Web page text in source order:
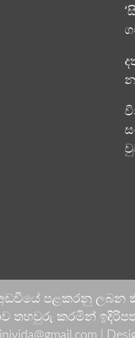
අඩවියේ පළකරනු
තහවුරු කරමින්
|